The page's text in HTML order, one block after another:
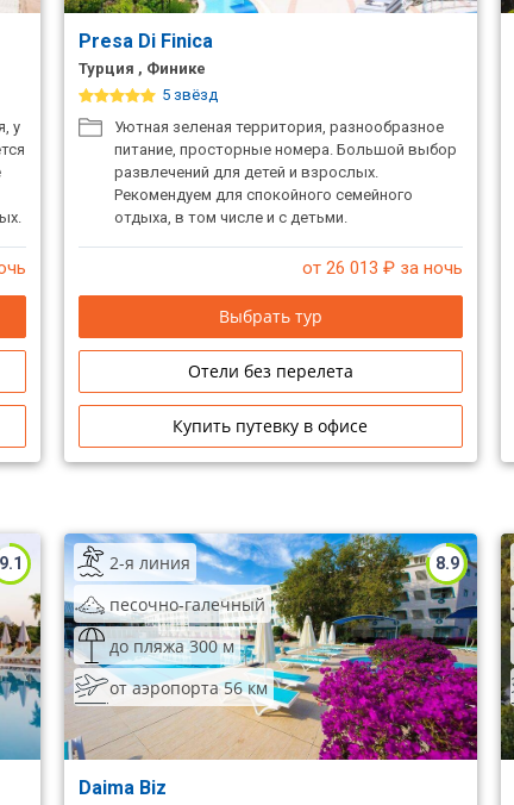
у
Presa Di Finica
Турция , Финике
5 звёзд
Уютная зеленая территория, разнообразное
питание, просторные номера. Большой выбор
развлечений для детей и взрослых.
Рекомендуем для спокойного семейного
отдыха, в том числе и с детьми.
от 26 013 ₽ за ночь
Выбрать тур
Отели без перелета
Купить путевку в офисе
9.1 8.9
2-я линия
песочно-галечный
до пляжа 300 м
от аэропорта 56 км
Daima Biz